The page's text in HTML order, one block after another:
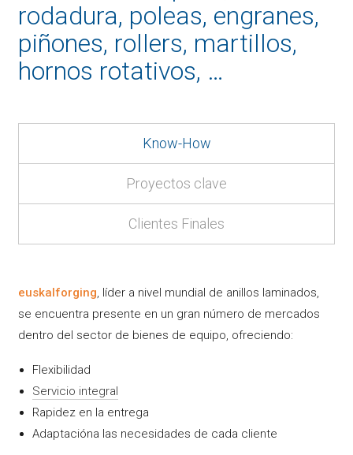
rodadura, poleas, engranes,
piñones, rollers, martillos,
hornos rotativos, …
Know-How
Proyectos clave
Clientes Finales
euskalforging, líder a nivel mundial de anillos laminados,
se encuentra presente en un gran número de mercados
dentro del sector de bienes de equipo, ofreciendo:
Flexibilidad
Servicio integral
Rapidez en la entrega
Adaptacióna las necesidades de cada cliente